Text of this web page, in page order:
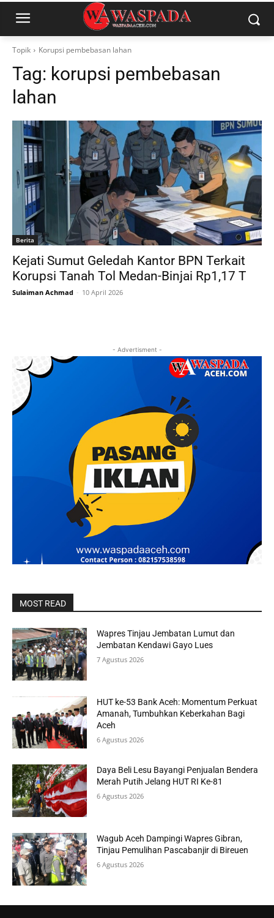
Topik Korupsi pembebasan lahan
Tag: korupsi pembebasan
lahan
Berita
Kejati Sumut Geledah Kantor BPN Terkait
Korupsi Tanah Tol Medan-Binjai Rp1,17 T
Sulaiman Achmad - 10 April 2026
- Advertisment -
MOST READ
Wapres Tinjau Jembatan Lumut dan
Jembatan Kendawi Gayo Lues
7 Agustus 2026
HUT ke-53 Bank Aceh: Momentum Perkuat
Amanah, Tumbuhkan Keberkahan Bagi
Aceh
6 Agustus 2026
Daya Beli Lesu Bayangi Penjualan Bendera
Merah Putih Jelang HUT RI Ke-81
6 Agustus 2026
Wagub Aceh Dampingi Wapres Gibran,
Tinjau Pemulihan Pascabanjir di Bireuen
6 Agustus 2026